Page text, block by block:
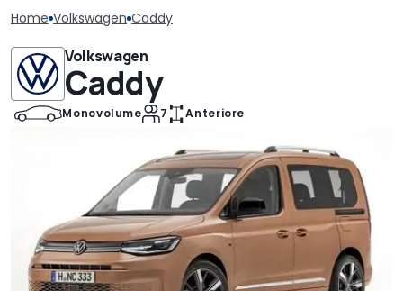
Home Volkswagen Caddy
Volkswagen
Caddy
Monovolume 7 Anteriore